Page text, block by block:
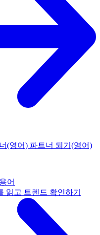
(영어) 파트너 되기(영어)
용어
읽고 트렌드 확인하기